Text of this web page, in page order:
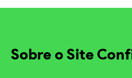
Sobre o Site